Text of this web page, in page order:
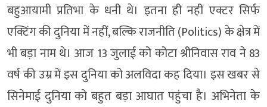
बहुआयामी प्रतिभा के धनी थे। इतना ही नहीं एक्टर सिर्फ
एक्टिंग की दुनिया में नहीं, बल्कि राजनीति (Politics) के क्षेत्र में
भी बड़ा नाम थे। आज 13 जुलाई को कोटा श्रीनिवास राव ने 83
वर्ष की उम्र में इस दुनिया को अलविदा कह दिया। इस खबर से
सिनेमाई दुनिया को बहुत बड़ा आघात पहुंचा है। अभिनेता के